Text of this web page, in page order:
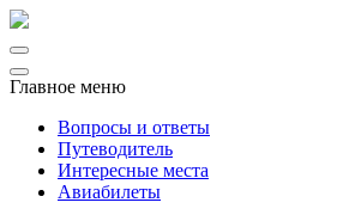
Главное меню
Вопросы и ответы
Путеводитель
Интересные места
Авиабилеты